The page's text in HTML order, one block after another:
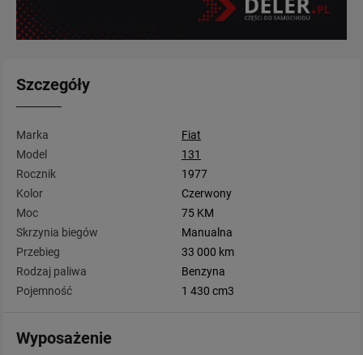
Szczegóły
Marka
Fiat
Model
131
Rocznik
1977
Kolor
Czerwony
Moc
75 KM
Skrzynia biegów
Manualna
Przebieg
33 000 km
Rodzaj paliwa
Benzyna
Pojemność
1 430 cm3
Wyposażenie